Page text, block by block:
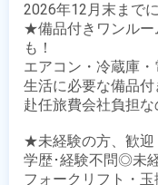
2026年12月末まで
★備品付きワンルー
も！
エアコン・冷蔵庫
生活に必要な備品付
赴任旅費会社負担
★未経験の方、歓迎
学歴･経験不問◎未
フォークリフト・